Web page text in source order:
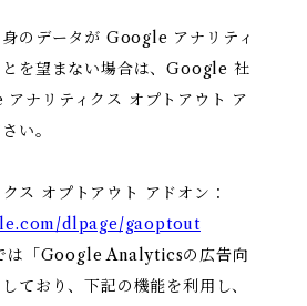
のデータが Google アナリティ
とを望まない場合は、Google 社
ナリティクス オプトアウト ア
い。
ス オプトアウト アドオン：
dlpage/gaoptout
は「Google Analyticsの広告向
ており、下記の機能を利用し、